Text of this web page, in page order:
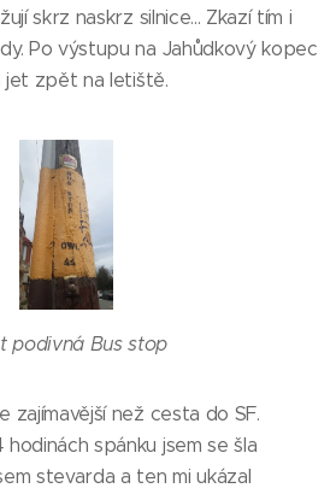
skrz naskrz silnice... Zkazí tím i
Po výstupu na Jahůdkový kopec
jet zpět na letiště.
podivná Bus stop
zajímavější než cesta do SF.
spánku jsem se šla
stevarda a ten mi ukázal